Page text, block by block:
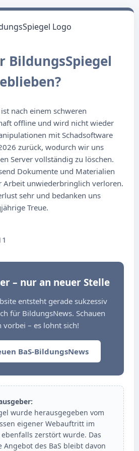
BildungsSpiegel
nach einem schweren
offline und wird nicht wieder
mit Schadsoftware
zurück, wodurch wir uns
Server vollständig zu löschen.
Dokumente und Materialien
Arbeit unwiederbringlich verloren.
sehr und bedanken uns
Treue.
– nur an neuer Stelle
entsteht gerade sukzessiv
für BildungsNews. Schauen
vorbei – es lohnt sich!
BaS-BildungsNews
wurde herausgegeben vom
eigener Webauftritt im
zerstört wurde. Das
Angebot des BaS bleibt davon